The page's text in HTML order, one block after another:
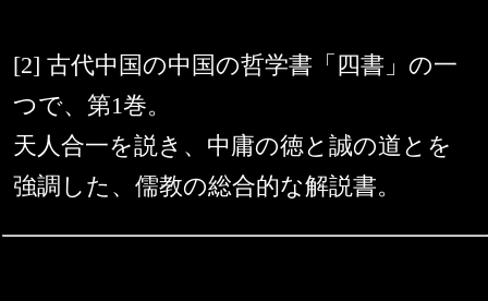
[2] 古代中国の中国の哲学書「四書」の一
つで、第1巻。
天人合一を説き、中庸の徳と誠の道とを
強調した、儒教の総合的な解説書。